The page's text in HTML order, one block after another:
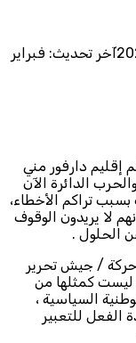
آخر تحديث: فبراير
دارفور مني
الدائرة الآن
تراكم الأخطاء،
لا يريدون الوقوف
الحلول .
حركة / جيش تحرير
ليست كمثلها من
السياسية ،
الفعل للتعبير